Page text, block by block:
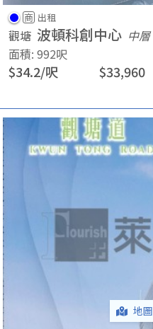
商 出租
觀塘 波頓科創中心 中層
面積: 992呎
$34.2/呎 $33,960
地圖